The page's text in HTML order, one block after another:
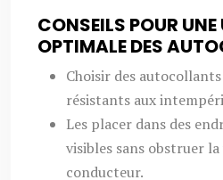
CONSEILS POUR
OPTIMALE DES
Choisir des
résistants aux
Les placer dans des
visibles sans obstruer
conducteur.